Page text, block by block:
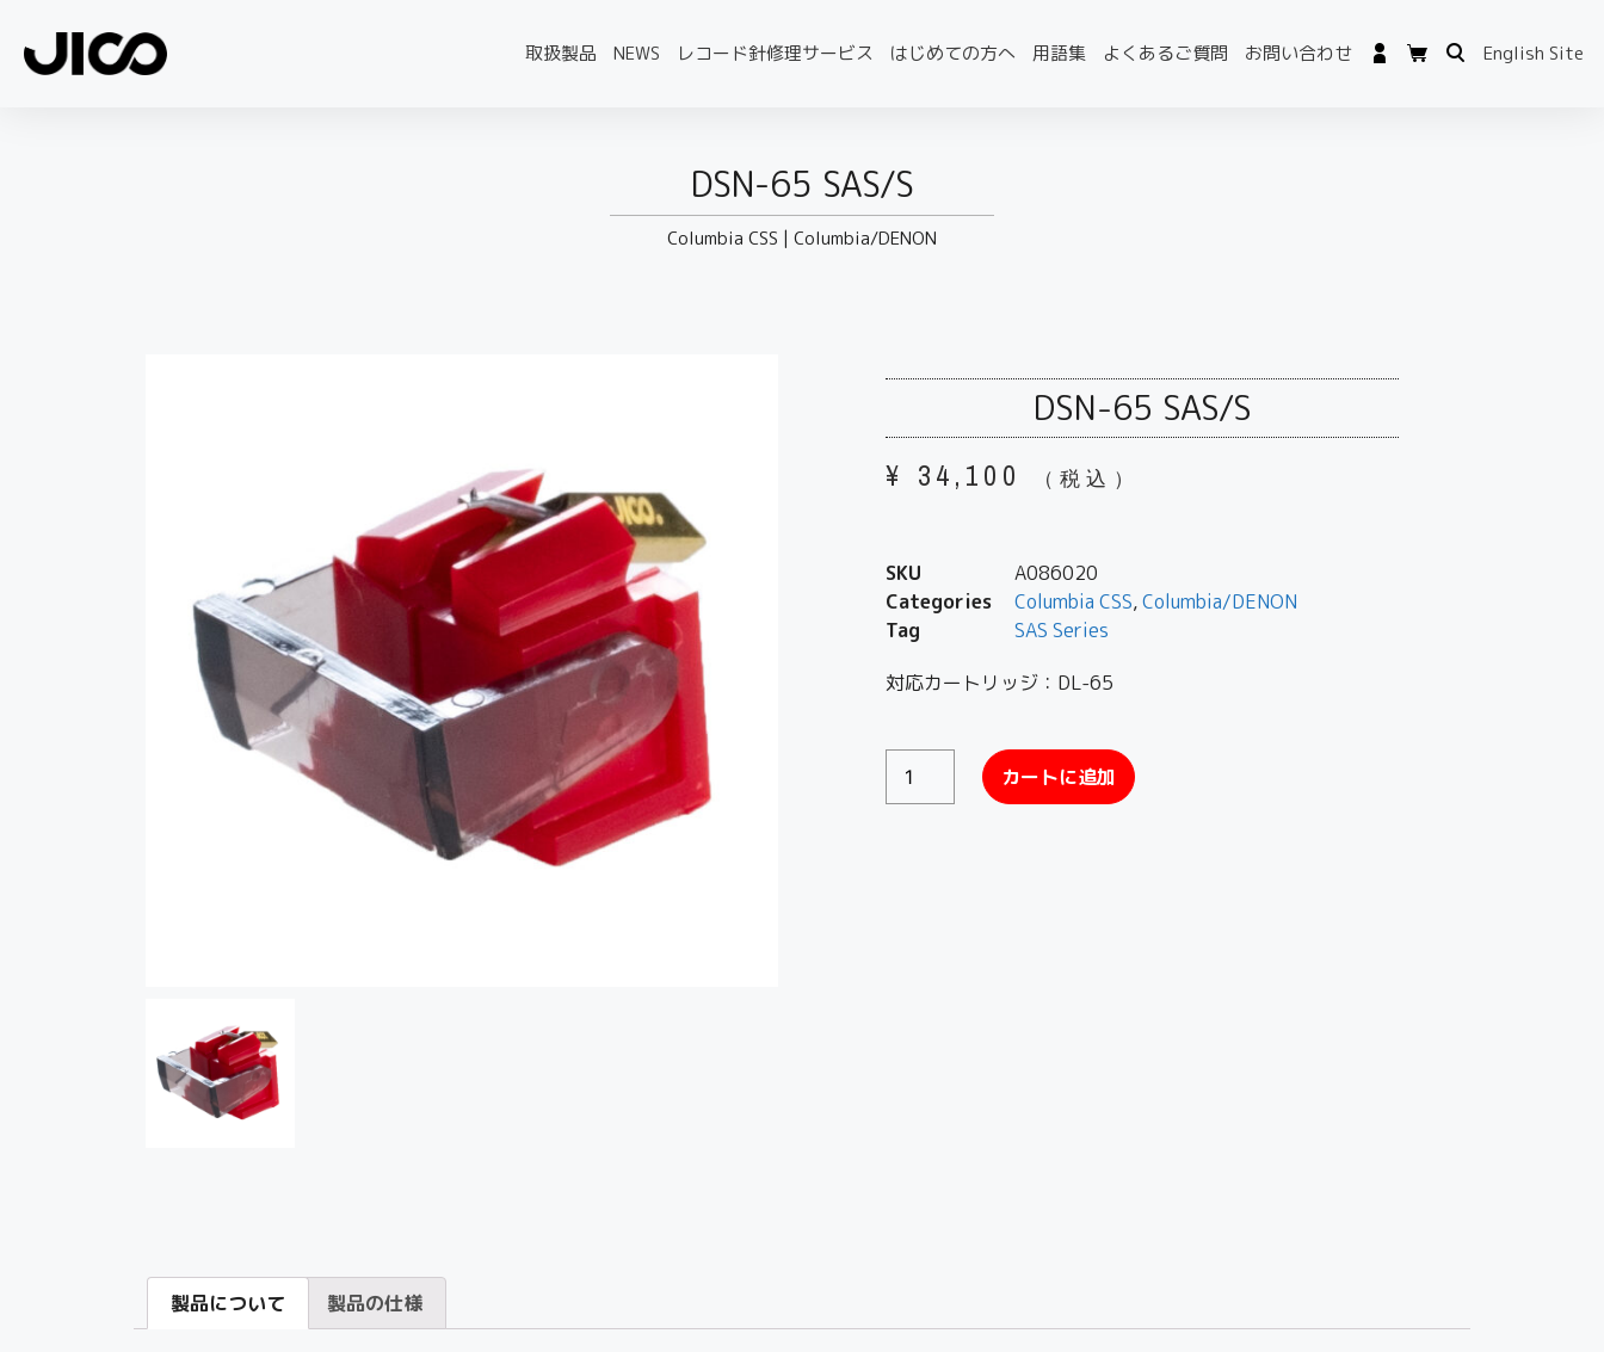
取扱製品 NEWS レコード針修理サービス はじめての方へ 用語集 よくあるご質問 お問い合わせ English Site
DSN-65 SAS/S
Columbia CSS | Columbia/DENON
DSN-65 SAS/S
¥ 34,100 （税込）
SKU
A086020
Categories
Columbia CSS,Columbia/DENON
Tag
SAS Series
対応カートリッジ：DL-65
カートに追加
製品について 製品の仕様